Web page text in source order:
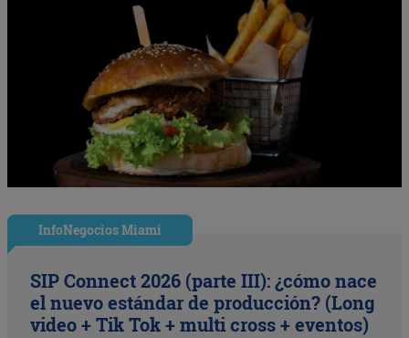
InfoNegocios Miami
SIP Connect 2026 (parte III): ¿cómo nace
el nuevo estándar de producción? (Long
video + Tik Tok + multi cross + eventos)